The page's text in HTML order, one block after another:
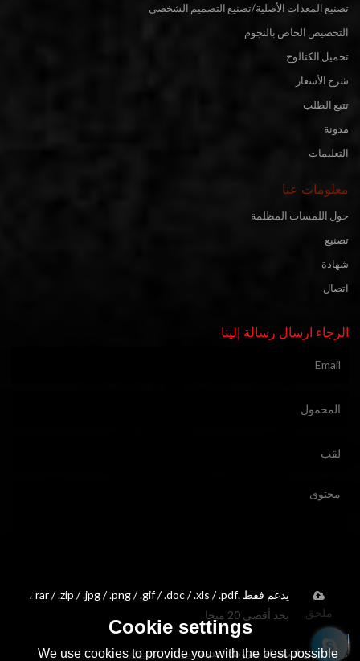
تصنيع المعدات الأصلية/تصنيع التصميم الشخصي
التخصيص الخاص بالنجوم
تحميل الكتالوج
شرح الأسعار
تتبع الطلب
مدونة
التعليمات
معلومات عنا
حول اللمسات المظلمة
تصنيع
شهادة
اتصال
الرجاء ارسال رسالة إلينا
يدعم فقط .rar / .zip / .jpg / .png / .gif / .doc / .xls / .pdf ،
بحد أقصى 20 ميجا
ملحق
توافق على استخدام شروط الخدمة,الشروط والاحكام
Cookie settings
We use cookies to provide you with the best possible